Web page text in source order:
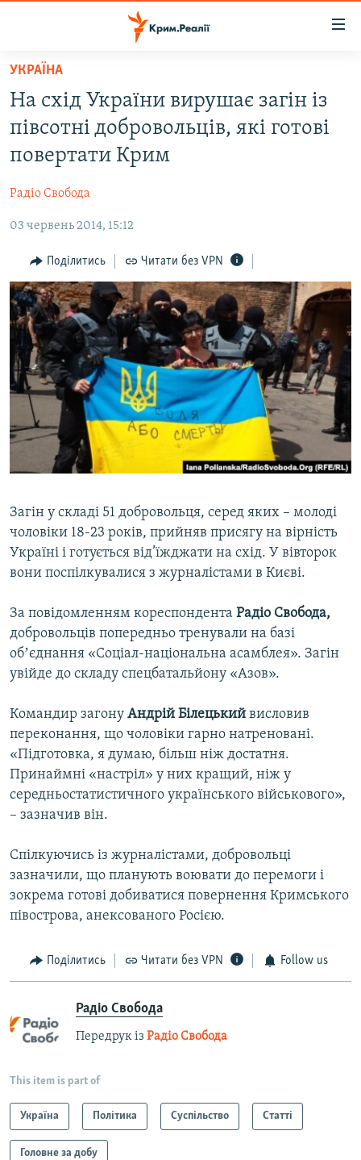
Перейти
основного
матеріалу
до
основної
Перейти
пошуку
ВОДА.КРИМ
БЛОГИ
ПОГЛЯД
ІНТЕРВ'Ю
ВСЕ ЗА ДЕНЬ
СПЕЦПРОЕКТИ
ДЕПОРТАЦІЯ
ВІДЕОУРОКИ «ELIFBE»
СВІДЧЕННЯ ОКУПАЦІЇ
УКРАЇНСЬКА ПРОБЛЕМА КРИМУ
ІНФОГРАФІКА
ЯК ОБІЙТИ БЛОКУВАННЯ
Русский
Qırımtatar
ДОЛУЧАЙСЯ!
Усі сайти RFE/RL
УКРАЇНА
На схід України вирушає загін із
півсотні добровольців, які готові
повертати Крим
Радіо Свобода
03 червень 2014, 15:12
Поділитись Читати без VPN
Загін у складі 51 добровольця, серед яких – молоді
чоловіки 18-23 років, прийняв присягу на вірність
Україні і готується від’їжджати на схід. У вівторок
вони поспілкувалися з журналістами в Києві.
За повідомленням кореспондента Радіо Свобода,
добровольців попередньо тренували на базі
обʼєднання «Соціал-національна асамблея». Загін
увійде до складу спецбатальйону «Азов».
Командир загону Андрій Білецький висловив
переконання, що чоловіки гарно натреновані.
«Підготовка, я думаю, більш ніж достатня.
Принаймні «настріл» у них кращий, ніж у
середньостатистичного українського військового»,
– зазначив він.
Спілкуючись із журналістами, добровольці
зазначили, що планують воювати до перемоги і
зокрема готові добиватися повернення Кримського
півострова, анексованого Росією.
Поділитись Читати без VPN Follow us
Радіо Свобода
Передрук із Радіо Свобода
This item is part of
Україна Політика Суспільство Статті
Головне за добу